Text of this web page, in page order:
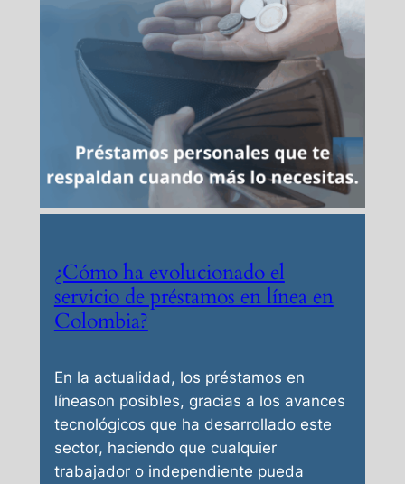
¿Cómo ha evolucionado el
servicio de préstamos en línea en
Colombia?
En la actualidad, los préstamos en
líneason posibles, gracias a los avances
tecnológicos que ha desarrollado este
sector, haciendo que cualquier
trabajador o independiente pueda